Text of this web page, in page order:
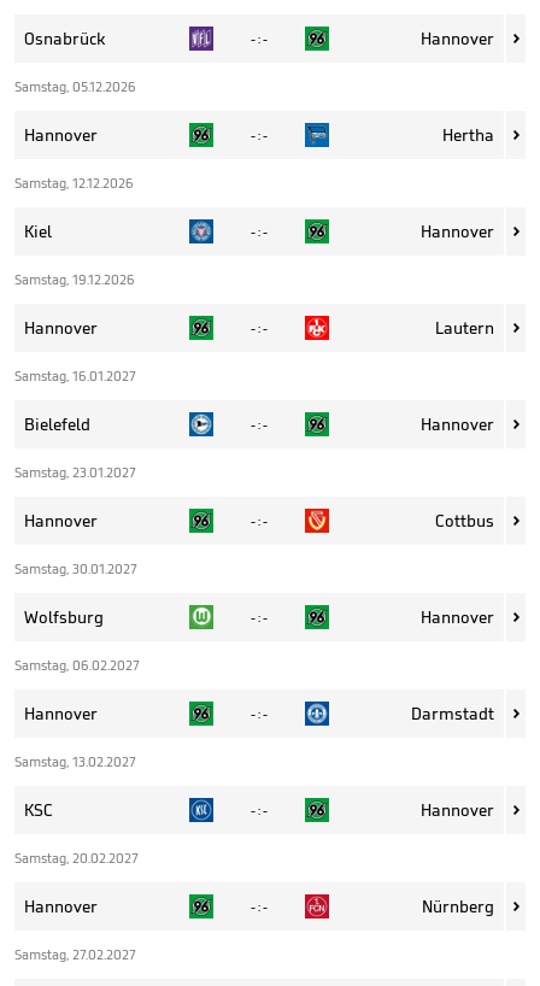
Osnabrück - : - Hannover 
Samstag, 05.12.2026
Hannover - : - Hertha 
Samstag, 12.12.2026
Kiel - : - Hannover 
Samstag, 19.12.2026
Hannover - : - Lautern 
Samstag, 16.01.2027
Bielefeld - : - Hannover 
Samstag, 23.01.2027
Hannover - : - Cottbus 
Samstag, 30.01.2027
Wolfsburg - : - Hannover 
Samstag, 06.02.2027
Hannover - : - Darmstadt 
Samstag, 13.02.2027
KSC - : - Hannover 
Samstag, 20.02.2027
Hannover - : - Nürnberg 
Samstag, 27.02.2027